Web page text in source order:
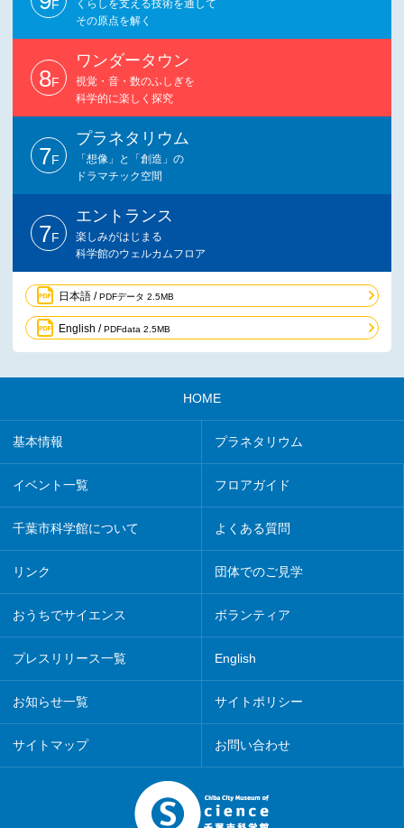
F
くらしを支える技術を通して
その原点を解く
8F
ワンダータウン
視覚・音・数のふしぎを
科学的に楽しく探究
7F
プラネタリウム
「想像」と「創造」の
ドラマチック空間
7F
エントランス
楽しみがはじまる
科学館のウェルカムフロア
日本語 /PDFデータ 2.5MB
English /PDFdata 2.5MB
HOME
基本情報 プラネタリウム
イベント一覧 フロアガイド
千葉市科学館について よくある質問
リンク 団体でのご見学
おうちでサイエンス ボランティア
プレスリリース一覧 English
お知らせ一覧 サイトポリシー
サイトマップ お問い合わせ